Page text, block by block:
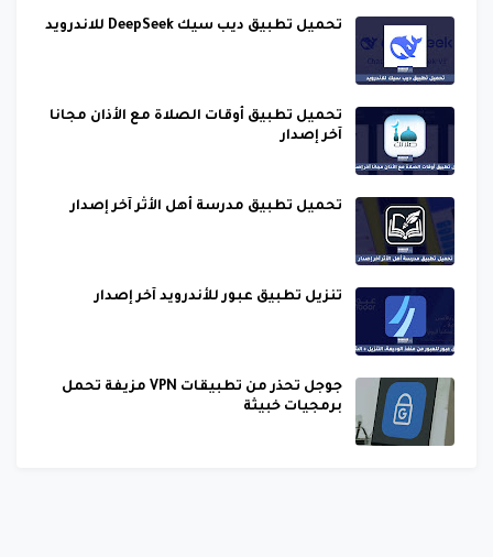
تحميل تطبيق ديب سيك DeepSeek للاندرويد
تحميل تطبيق أوقات الصلاة مع الأذان مجانا
آخر إصدار
تحميل تطبيق مدرسة أهل الأثر آخر إصدار
تنزيل تطبيق عبور للأندرويد آخر إصدار
جوجل تحذر من تطبيقات VPN مزيفة تحمل
برمجيات خبيثة